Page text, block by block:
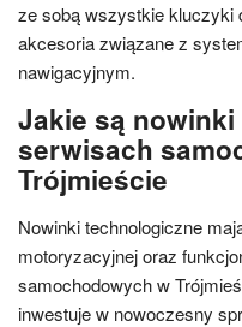
ze sobą wszystkie kluczyki
akcesoria związane z
nawigacyjnym.
Jakie są
serwisach
Trójmieście
Nowinki technologiczne
motoryzacyjnej oraz
samochodowych w
inwestuje w nowoczesny